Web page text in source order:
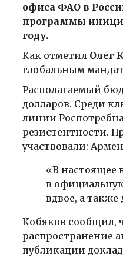
офиса ФАО в
программы
году.
Как отметил Олег
глобальным
Располагаемый
долларов. Среди
линии
резистентности.
участвовали:
«В настоящее
в
вдвое, а
Кобяков сообщил,
распространение
публикации